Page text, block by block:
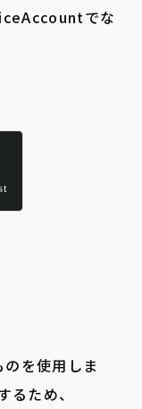
でな
を使用しま
ため、